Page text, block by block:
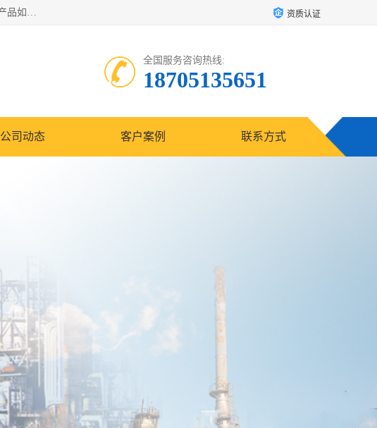
连云港众邦石化设备制造有限公司是一家鹤管厂家主营：鹤管、装车鹤管等，是致力于石油、石化等流体装卸设备(主要产品如鹤管、输油臂、脱缆钩等)的咨询、设计、制造、检测、安装指导、系统调试、维修维护等业务的公司。 资质认证
全国服务咨询热线:
18705135651
公司动态 客户案例 联系方式